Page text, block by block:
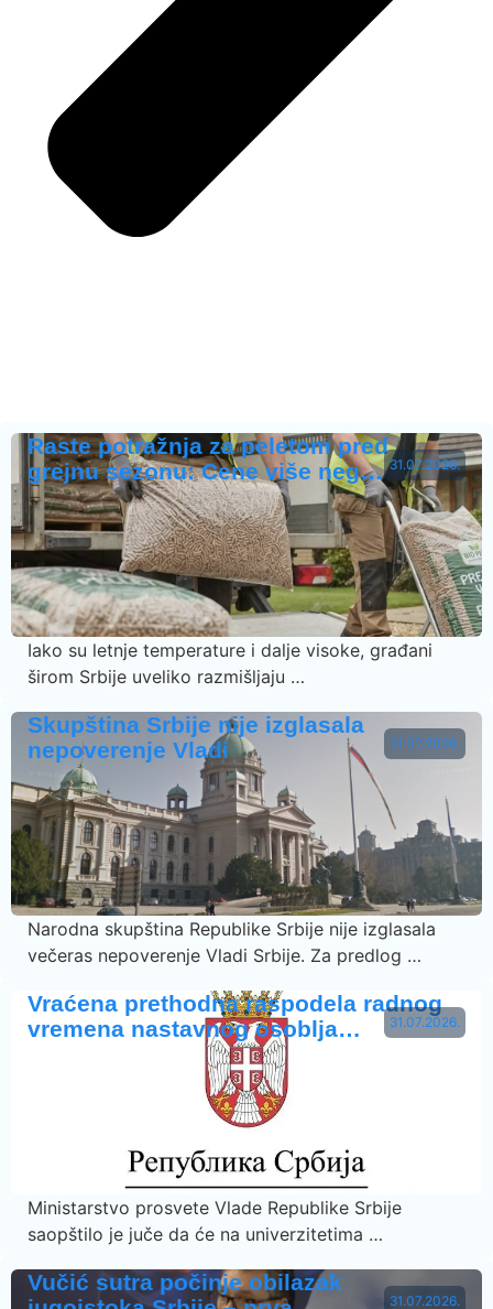
31.07.2026.
Raste potražnja za peletom pred
grejnu sezonu: Cene više neg…
Iako su letnje temperature i dalje visoke, građani
širom Srbije uveliko razmišljaju …
31.07.2026.
Skupština Srbije nije izglasala
nepoverenje Vladi
Narodna skupština Republike Srbije nije izglasala
večeras nepoverenje Vladi Srbije. Za predlog …
31.07.2026.
Vraćena prethodna raspodela radnog
vremena nastavnog osoblja…
Ministarstvo prosvete Vlade Republike Srbije
saopštilo je juče da će na univerzitetima …
31.07.2026.
Vučić sutra počinje obilazak